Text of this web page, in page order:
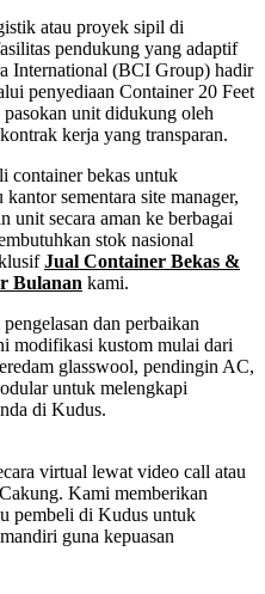
atau proyek sipil di
pendukung yang adaptif
International (BCI Group) hadir
penyediaan Container 20 Feet
unit didukung oleh
kerja yang transparan.
container bekas untuk
sementara site manager,
unit secara aman ke berbagai
stok nasional
Jual Container Bekas &
Bulanan kami.
dan perbaikan
modifikasi kustom mulai dari
glasswool, pendingin AC,
untuk melengkapi
di Kudus.
virtual lewat video call atau
Kami memberikan
pembeli di Kudus untuk
guna kepuasan